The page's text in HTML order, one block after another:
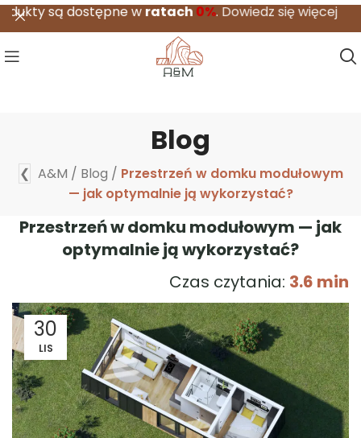
Blog
❮ A&M / Blog / Przestrzeń w domku modułowym
— jak optymalnie ją wykorzystać?
Przestrzeń w domku modułowym — jak
optymalnie ją wykorzystać?
Czas czytania: 3.6 min
30
LIS
dostępne wratach0%.Dowiedz się więcej